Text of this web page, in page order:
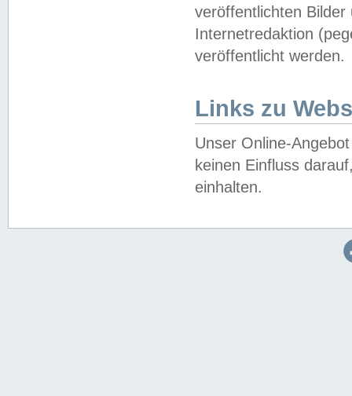
veröffentlichten
Internetredaktion
veröffentlicht werden.
Links zu
Unser Online-
keinen Einfluss
einhalten.